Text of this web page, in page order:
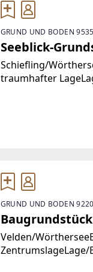
GRUND UND BODEN
Seeblick-
Schiefling/
traumhafter
GRUND UND BODEN
Velden/